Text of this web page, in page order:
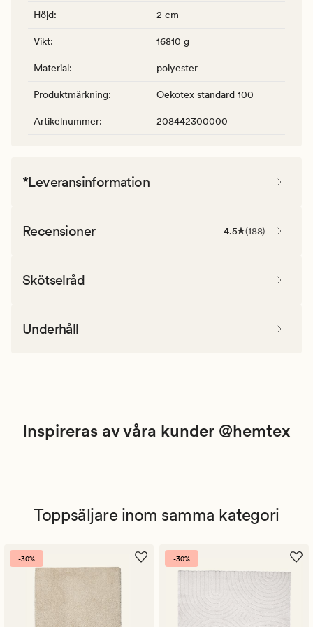
Höjd: 2 cm
Vikt: 16810 g
Material: polyester
Produktmärkning: Oekotex standard 100
Artikelnummer: 208442300000
*Leveransinformation
Recensioner 4.5 (188)
Skötselråd
Underhåll
Inspireras av våra kunder @hemtex
Toppsäljare inom samma kategori
-30% -30%